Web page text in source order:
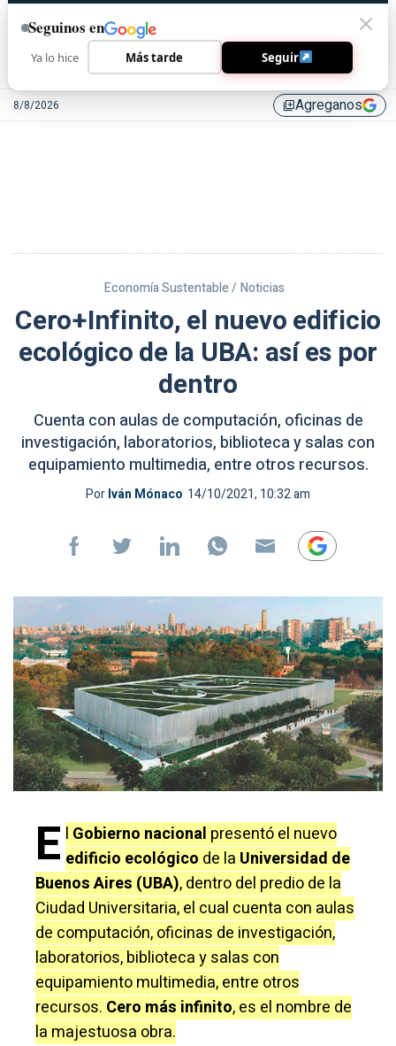
8/8/2026 library_addAgreganos
Economía Sustentable / Noticias
Cero+Infinito, el nuevo edificio
ecológico de la UBA: así es por
dentro
Cuenta con aulas de computación, oficinas de
investigación, laboratorios, biblioteca y salas con
equipamiento multimedia, entre otros recursos.
PorIván Mónaco 14/10/2021, 10:32 am
E l Gobierno nacional presentó el nuevo
edificio ecológico de la Universidad de
Buenos Aires (UBA), dentro del predio de la
Ciudad Universitaria, el cual cuenta con aulas
de computación, oficinas de investigación,
laboratorios, biblioteca y salas con
equipamiento multimedia, entre otros
recursos. Cero más infinito, es el nombre de
la majestuosa obra.
Seguinos en
Ya lo hice Más tarde Seguir